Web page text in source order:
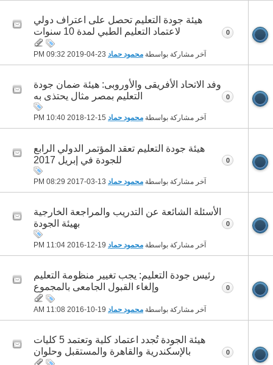
هيئة جودة التعليم تحصل على اعتراف دولي
لاعتماد التعليم الطبي لمدة 10 سنوات
آخر مشاركة بواسطة محمود حماد 09:32 PM
0
وفد الاتحاد الأفريقى والأوروبى: هيئة ضمان جودة
التعليم بمصر مثال يحتذى به
آخر مشاركة بواسطة محمود حماد 10:40 PM
0
هيئة جودة التعليم تعقد المؤتمر الدولي الرابع
للجودة في إبريل 2017
آخر مشاركة بواسطة محمود حماد 08:29 PM
0
الأسئلة الشائعة عن التدريب والمراجعة الخارجية
بهيئة الجودة
آخر مشاركة بواسطة محمود حماد 11:04 PM
0
رئيس جودة التعليم: يجب تغيير منظومة التعليم
وإلغاء القبول الجامعى بالمجموع
آخر مشاركة بواسطة محمود حماد 11:08 AM
0
هيئة الجودة تُجدد اعتماد كلية وتعتمد 5 كليات
بالإسكندرية والقاهرة والمستقبل وحلوان
0